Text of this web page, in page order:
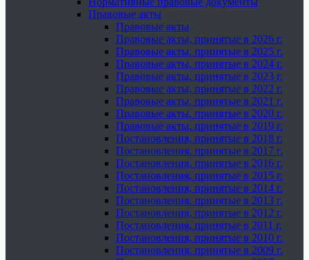
Правовые акты
Правовые акты
Правовые акты, принятые в 2026 г.
Правовые акты, принятые в 2025 г.
Правовые акты, принятые в 2024 г.
Правовые акты, принятые в 2023 г.
Правовые акты, принятые в 2022 г.
Правовые акты, принятые в 2021 г.
Правовые акты, принятые в 2020 г.
Правовые акты, принятые в 2019 г.
Постановления, принятые в 2018 г.
Постановления, принятые в 2017 г.
Постановления, принятые в 2016 г.
Постановления, принятые в 2015 г.
Постановления, принятые в 2014 г.
Постановления, принятые в 2013 г.
Постановления, принятые в 2012 г.
Постановления, принятые в 2011 г.
Постановления, принятые в 2010 г.
Постановления, принятые в 2009 г.